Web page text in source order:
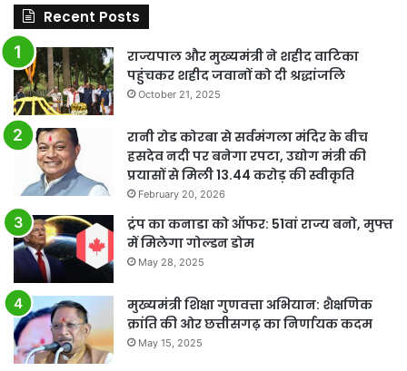
Recent Posts
राज्यपाल और मुख्यमंत्री ने शहीद वाटिका
पहुंचकर शहीद जवानों को दी श्रद्धांजलि
October 21, 2025
रानी रोड कोरबा से सर्वमंगला मंदिर के बीच
हसदेव नदी पर बनेगा रपटा, उद्योग मंत्री की
प्रयासों से मिली 13.44 करोड़ की स्वीकृति
February 20, 2026
ट्रंप का कनाडा को ऑफर: 51वां राज्य बनो, मुफ्त
में मिलेगा गोल्डन डोम
May 28, 2025
मुख्यमंत्री शिक्षा गुणवत्ता अभियान: शैक्षणिक
क्रांति की ओर छत्तीसगढ़ का निर्णायक कदम
May 15, 2025